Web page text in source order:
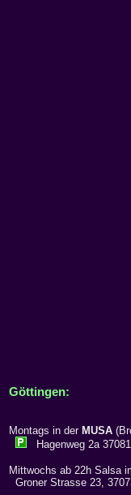
Göttingen:
Montags in der MUSA
Hagenweg 2a
Mittwochs ab 22h Salsa
Groner Strasse 23,